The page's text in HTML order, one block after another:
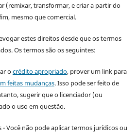
(remixar, transformar, e criar a partir do
mesmo que comercial.
estes direitos desde que os termos
Os termos são os seguintes:
ocrédito apropriado, prover um link para
feitas mudanças. Isso pode ser feito de
sugerir que o licenciador (ou
o uso em questão.
- Você não pode aplicar termos jurídicos ou